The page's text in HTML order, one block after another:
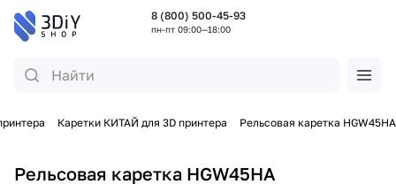
8 (800) 500-45-93
пн-пт 09:00—18:00
Каретки КИТАЙ для 3D принтера Рельсовая каретка HGW45HA
Рельсовая каретка HGW45HA